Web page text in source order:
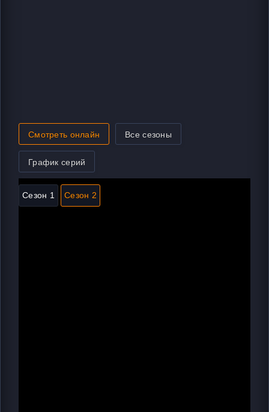
Смотреть онлайн Все сезоны
График серий
Сезон 1 Сезон 2